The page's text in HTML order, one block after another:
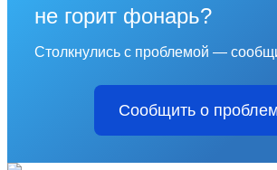
не горит фонарь?
Столкнулись с проблемой —
Сообщить о